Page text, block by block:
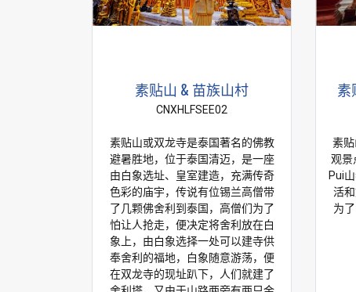
素贴山 & 苗族山村
CNXHLFSEE02
素贴山或双龙寺是泰国著名的佛教
避暑胜地，位于泰国清迈，是一座
由白象选址、皇室建造，充满传奇
色彩的庙宇，传说有位锡兰高僧带
了几颗佛舍利到泰国，高僧们为了
怕让人抢走，便决定将舍利放在白
象上，由白象选择一处可以建寺供
奉舍利的福地，白象随意游荡，便
在双龙寺的现址趴下，人们就建了
素
素
观景
Pui
活
为